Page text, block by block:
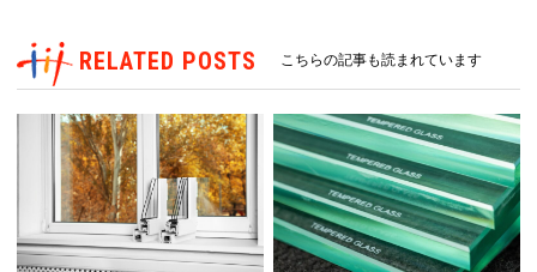
RELATED POSTS こちらの記事も読まれています